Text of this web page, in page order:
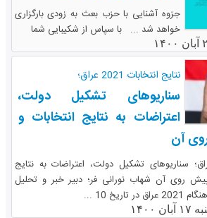
جزوه آشنایی با حزب بعث به زودی بارگزاری
خواهد شد ... با سپاس از شکیبایی شما
نتایج انتخابات 2021 عراق؛
سناریوهای تشکیل دولت،
اعتراضات به نتایج انتخابات و
آن
انتخابات 2021 عراق؛ سناریوهای تشکیل دولت، اعتراضات به نتایج
روی آن شهاب نورانی فر؛ دبیر خبر و تحلیل
10 ...
۱۴۰۰